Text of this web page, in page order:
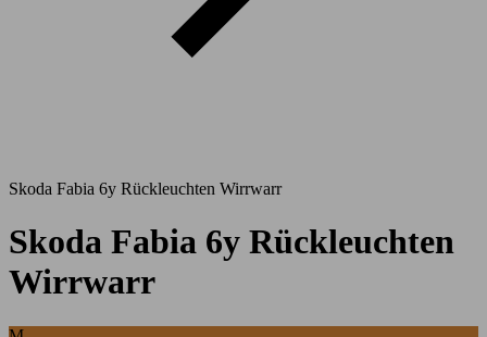
Skoda Fabia 6y Rückleuchten Wirrwarr
Skoda Fabia 6y Rückleuchten
Wirrwarr